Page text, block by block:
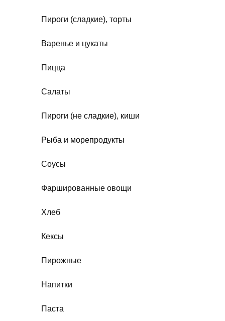
Пироги (сладкие), торты
Варенье и цукаты
Пицца
Салаты
Пироги (не сладкие), киши
Рыба и морепродукты
Соусы
Фаршированные овощи
Хлеб
Кексы
Пирожные
Напитки
Паста